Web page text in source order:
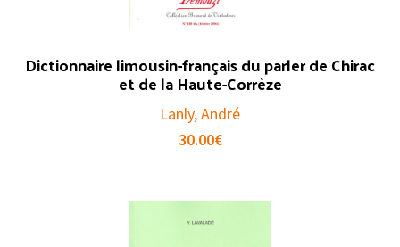
Dictionnaire limousin-français du parler de Chirac
et de la Haute-Corrèze
Lanly, André
30.00€